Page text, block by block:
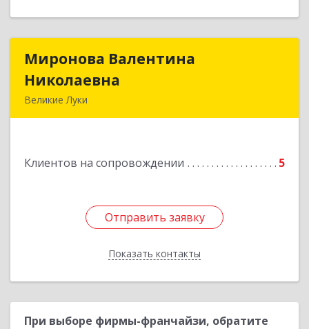
Миронова Валентина
Николаевна
Великие Луки
Клиентов на сопровождении 5
Отправить заявку
Показать контакты
Миронова Валентина
Отправить заявку
Назад
При выборе фирмы-франчайзи, обратите